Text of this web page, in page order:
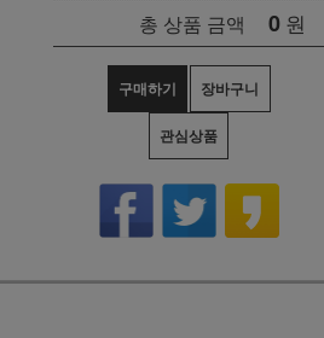
총 상품 금액 0 원
구매하기 장바구니
관심상품